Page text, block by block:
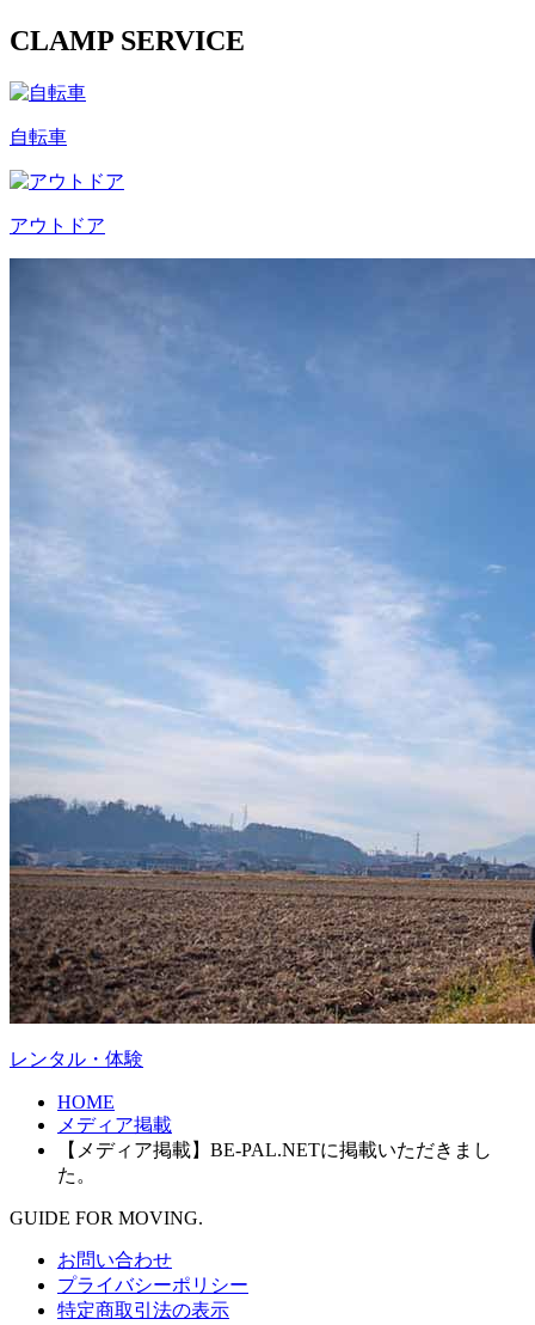
CLAMP SERVICE
自転車
アウトドア
レンタル・体験
HOME
メディア掲載
【メディア掲載】BE-PAL.NETに掲載いただきまし
た。
GUIDE FOR MOVING.
お問い合わせ
プライバシーポリシー
特定商取引法の表示